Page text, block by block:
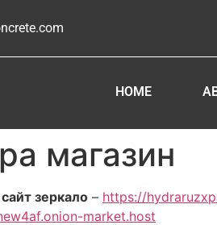
HOME
магазин
зеркало – https://
market.host